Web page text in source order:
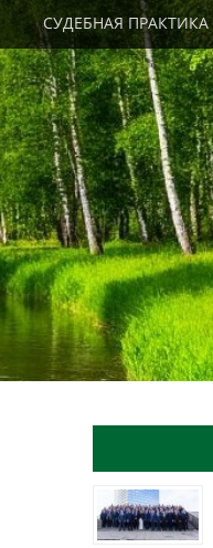
СУДЕБНАЯ ПРАКТИКА